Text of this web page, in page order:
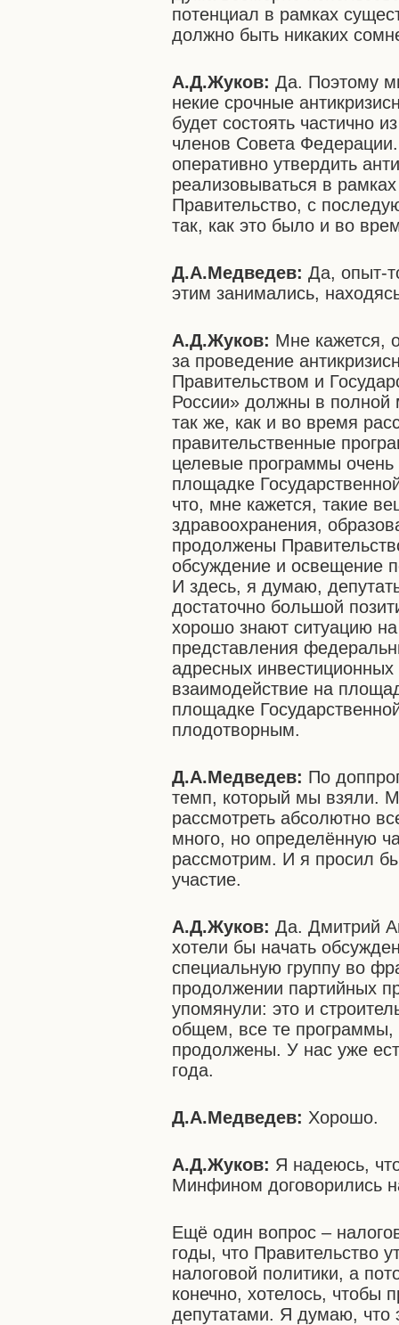
потенциал в рамках
должно быть никаких
А.Д.Жуков: Да. Поэтому
некие срочные
будет состоять частично
членов Совета
оперативно утвердить
реализовываться в
Правительство, с
так, как это было и во
Д.А.Медведев: Да, опыт-
этим занимались,
А.Д.Жуков: Мне кажется,
за проведение
Правительством и
России» должны в полной
так же, как и во время
правительственные
целевые программы очень
площадке
что, мне кажется, такие
здравоохранения,
продолжены
обсуждение и освещение
И здесь, я думаю,
достаточно большой
хорошо знают ситуацию
представления
адресных
взаимодействие на
площадке
плодотворным.
Д.А.Медведев: По
темп, который мы взяли.
рассмотреть абсолютно
много, но определённую
рассмотрим. И я просил
участие.
А.Д.Жуков: Да. Дмитрий
хотели бы начать
специальную группу во
продолжении партийных
упомянули: это и
общем, все те
продолжены. У нас уже
года.
Д.А.Медведев: Хорошо.
А.Д.Жуков: Я надеюсь,
Минфином договорились
Ещё один вопрос –
годы, что Правительство
налоговой политики, а
конечно, хотелось, чтобы
депутатами. Я думаю, что